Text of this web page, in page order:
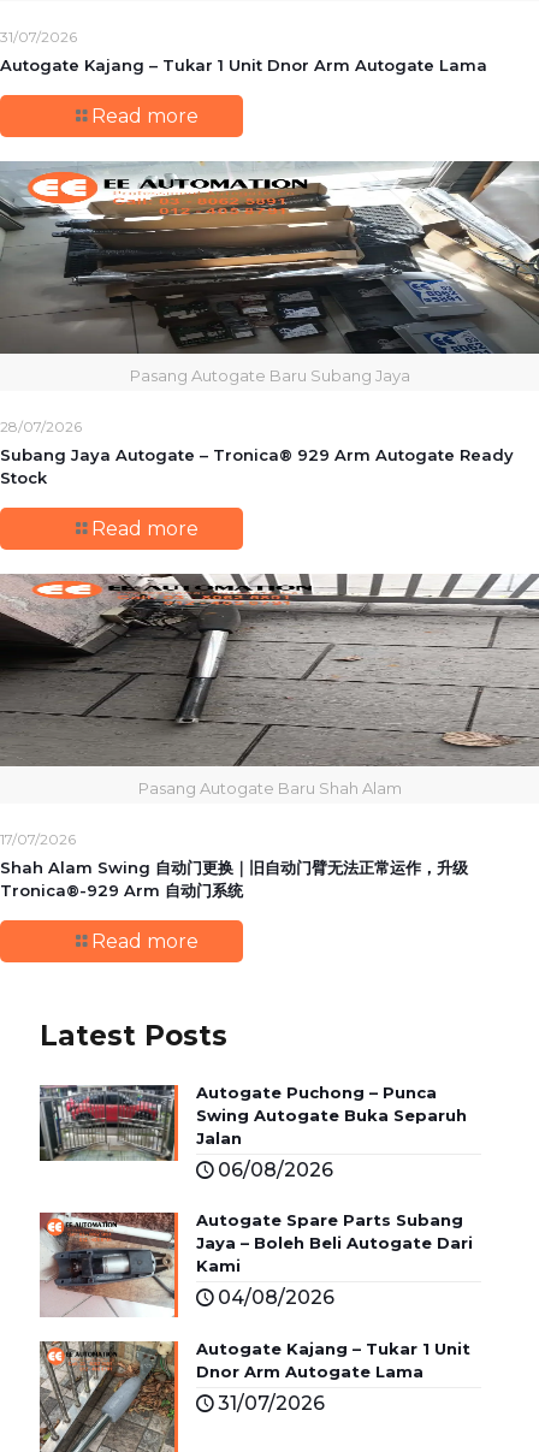
31/07/2026
Autogate Kajang – Tukar 1 Unit Dnor Arm Autogate Lama
Read more
Pasang Autogate Baru Subang Jaya
28/07/2026
Subang Jaya Autogate – Tronica® 929 Arm Autogate Ready
Stock
Read more
Pasang Autogate Baru Shah Alam
17/07/2026
Shah Alam Swing 自动门更换｜旧自动门臂无法正常运作，升级
Tronica®-929 Arm 自动门系统
Read more
Latest Posts
Autogate Puchong – Punca
Swing Autogate Buka Separuh
Jalan
06/08/2026
Autogate Spare Parts Subang
Jaya – Boleh Beli Autogate Dari
Kami
04/08/2026
Autogate Kajang – Tukar 1 Unit
Dnor Arm Autogate Lama
31/07/2026